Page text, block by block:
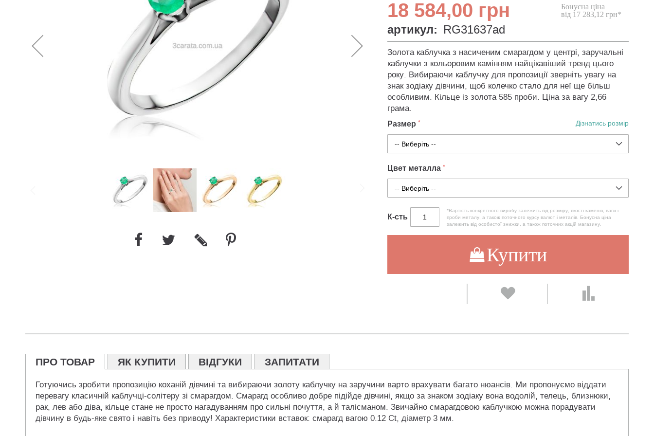
18 584,00 грн
Бонусна ціна
від 17 283,12 грн*
артикул: RG31637ad
Золота каблучка з насиченим смарагдом у центрі, заручальні
каблучки з кольоровим камінням найцікавіший тренд цього
року. Вибираючи каблучку для пропозиції зверніть увагу на
знак зодіаку дівчини, щоб колечко стало для неї ще більш
особливим. Кільце із золота 585 проби. Ціна за вагу 2,66
грама.
Размер Дізнатись розмір
Цвет металла
К-сть
*Вартість конкретного виробу залежить від розміру, якості каменів, ваги і
проби металу, а також поточного курсу валют і металів. Бонусна ціна
залежить від особистої знижки, а також поточних акцій магазину.
Купити
ПРО ТОВАР ЯК КУПИТИ ВІДГУКИ ЗАПИТАТИ
Готуючись зробити пропозицію коханій дівчині та вибираючи золоту каблучку на заручини варто врахувати багато нюансів. Ми пропонуємо віддати
перевагу класичній каблучці-солітеру зі смарагдом. Смарагд особливо добре підійде дівчині, якщо за знаком зодіаку вона водолій, телець, близнюки,
рак, лев або діва, кільце стане не просто нагадуванням про сильні почуття, а й талісманом. Звичайно смарагдовою каблучкою можна порадувати
дівчину в будь-яке свято і навіть без приводу! Характеристики вставок: смарагд вагою 0.12 Ct, діаметр 3 мм.